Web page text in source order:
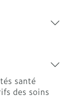
santé
des soins